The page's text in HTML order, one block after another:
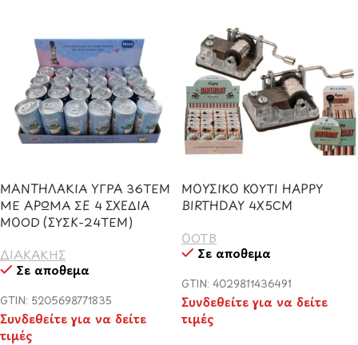
ΜΑΝΤΗΛΑΚΙΑ ΥΓΡΑ 36ΤΕΜ
ΜΕ ΑΡΩΜΑ ΣΕ 4 ΣΧΕΔΙΑ
MOOD (ΣΥΣΚ-24ΤΕΜ)
ΔΙΑΚΑΚΗΣ
Σε απόθεμα
GTIN: 5205698771835
Συνδεθείτε για να δείτε
τιμές
ΜΟΥΣΙΚΟ ΚΟΥΤΙ HAPPY
BIRTHDAY 4X5CM
OOTB
Σε απόθεμα
GTIN: 4029811436491
Συνδεθείτε για να δείτε
τιμές